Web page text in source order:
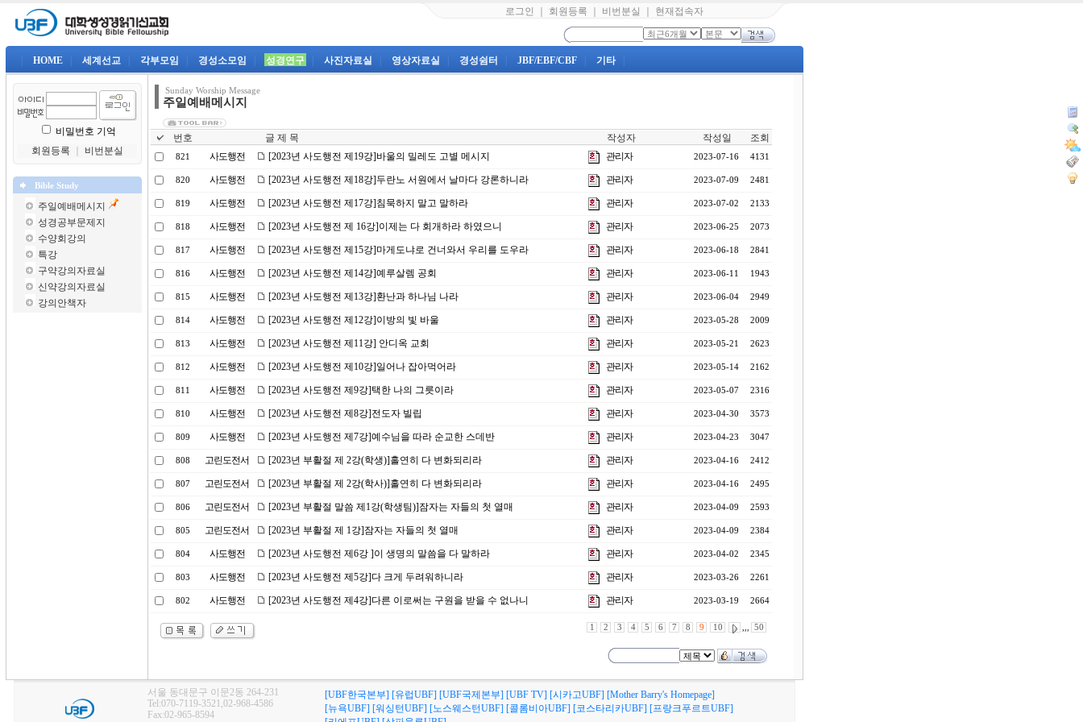
로그인 회원등록 비번분실 현재접속자
HOME 세계선교 각부모임 경성소모임 성경연구 사진자료실 영상자료실 경성쉼터 JBF/EBF/CBF 기타
비밀번호 기억
회원등록
비번분실
Bible Study
주일예배메시지
성경공부문제지
수양회강의
특강
구약강의자료실
신약강의자료실
강의안책자
Sunday Worship Message
주일예배메시지
번호 글 제 목 작성자 작성일 조회
821 사도행전 [2023년 사도행전 제19강]바울의 밀레도 고별 메시지 관리자 2023-07-16 4131
820 사도행전 [2023년 사도행전 제18강]두란노 서원에서 날마다 강론하니라 관리자 2023-07-09 2481
819 사도행전 [2023년 사도행전 제17강]침묵하지 말고 말하라 관리자 2023-07-02 2133
818 사도행전 [2023년 사도행전 제 16강]이제는 다 회개하라 하였으니 관리자 2023-06-25 2073
817 사도행전 [2023년 사도행전 제15강]마게도냐로 건너와서 우리를 도우라 관리자 2023-06-18 2841
816 사도행전 [2023년 사도행전 제14강]예루살렘 공회 관리자 2023-06-11 1943
815 사도행전 [2023년 사도행전 제13강]환난과 하나님 나라 관리자 2023-06-04 2949
814 사도행전 [2023년 사도행전 제12강]이방의 빛 바울 관리자 2023-05-28 2009
813 사도행전 [2023년 사도행전 제11강] 안디옥 교회 관리자 2023-05-21 2623
812 사도행전 [2023년 사도행전 제10강]일어나 잡아먹어라 관리자 2023-05-14 2162
811 사도행전 [2023년 사도행전 제9강]택한 나의 그릇이라 관리자 2023-05-07 2316
810 사도행전 [2023년 사도행전 제8강]전도자 빌립 관리자 2023-04-30 3573
809 사도행전 [2023년 사도행전 제7강]예수님을 따라 순교한 스데반 관리자 2023-04-23 3047
808 고린도전서 [2023년 부활절 제 2강(학생)]홀연히 다 변화되리라 관리자 2023-04-16 2412
807 고린도전서 [2023년 부활절 제 2강(학사)]홀연히 다 변화되리라 관리자 2023-04-16 2495
806 고린도전서 [2023년 부활절 말씀 제1강(학생팀)]잠자는 자들의 첫 열매 관리자 2023-04-09 2593
805 고린도전서 [2023년 부활절 제 1강]잠자는 자들의 첫 열매 관리자 2023-04-09 2384
804 사도행전 [2023년 사도행전 제6강 ]이 생명의 말씀을 다 말하라 관리자 2023-04-02 2345
803 사도행전 [2023년 사도행전 제5강]다 크게 두려워하니라 관리자 2023-03-26 2261
802 사도행전 [2023년 사도행전 제4강]다른 이로써는 구원을 받을 수 없나니 관리자 2023-03-19 2664
1 2 3 4 5 6 7 8 9 10 ,,, 50
서울 동대문구 이문2동 264-231
Tel:070-7119-3521,02-968-4586
Fax:02-965-8594
[UBF한국본부] [유럽UBF] [UBF국제본부] [UBF TV] [시카고UBF] [Mother Barry's Homepage]
[뉴욕UBF] [워싱턴UBF] [노스웨스턴UBF] [콜롬비아UBF] [코스타리카UBF] [프랑크푸르트UBF]